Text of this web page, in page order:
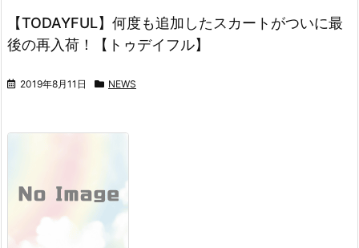
【TODAYFUL】何度も追加したスカートがついに最
後の再入荷！【トゥデイフル】
2019年8月11日 NEWS